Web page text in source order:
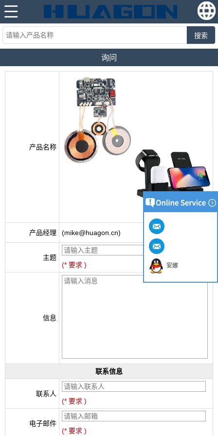
搜索
询问
产品名称
产品经理 (mike@huagon.cn)
主题
(* 要求 )
信息
联系信息
联系人
(* 要求 )
电子邮件
(* 要求 )
安娜